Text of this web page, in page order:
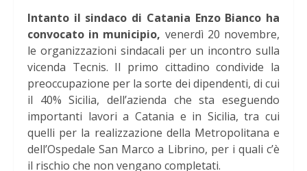
Intanto il sindaco di Catania Enzo Bianco ha
convocato in municipio, venerdì 20 novembre,
le organizzazioni sindacali per un incontro sulla
vicenda Tecnis. Il primo cittadino condivide la
preoccupazione per la sorte dei dipendenti, di cui
il 40% Sicilia, dell’azienda che sta eseguendo
importanti lavori a Catania e in Sicilia, tra cui
quelli per la realizzazione della Metropolitana e
dell’Ospedale San Marco a Librino, per i quali c’è
il rischio che non vengano completati.